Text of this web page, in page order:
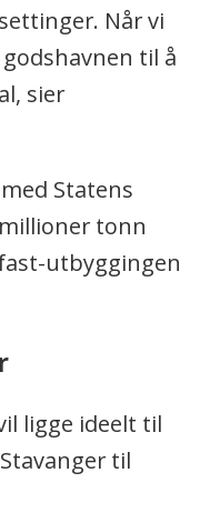
Når vi
til å
sier
Statens
tonn
utbyggingen
ligge ideelt til
til